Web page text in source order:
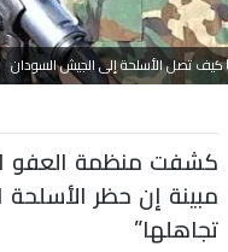
كيف تصل الأسلحة إلى الجيش السودان
كشفت منظمة العفو
مبينة إن حظر
تجاهلها”